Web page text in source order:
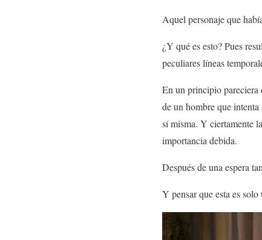
Aquel personaje que
¿Y qué es esto? Pues
peculiares líneas
En un principio pareciera
de un hombre que
sí misma. Y ciertamente
importancia debida.
Después de una espera
Y pensar que esta es